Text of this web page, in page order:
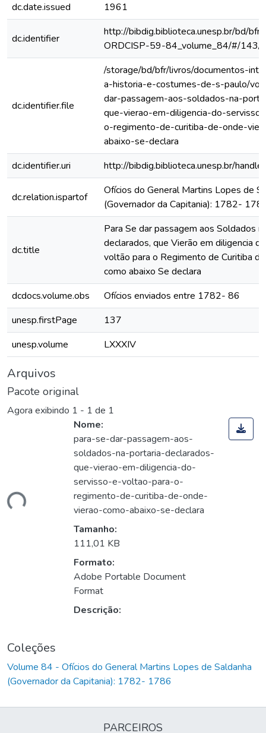
dc.date.issued
1961
dc.identifier
http://bibdig.biblioteca.unesp.br/bd/
ORDCISP-59-84_volume_84/#/143/
dc.identifier.file
/storage/bd/bfr/livros/documentos-
a-historia-e-costumes-de-s-paulo/
dar-passagem-aos-soldados-na-
que-vierao-em-diligencia-do-
o-regimento-de-curitiba-de-onde-
abaixo-se-declara
dc.identifier.uri
http://bibdig.biblioteca.unesp.br/
dc.relation.ispartof
Ofícios do General Martins Lopes de
(Governador da Capitania): 1782-
dc.title
Para Se dar passagem aos Soldados
declarados, que Vierão em diligencia
voltão para o Regimento de Curitiba
como abaixo Se declara
dcdocs.volume.obs
Ofícios enviados entre 1782- 86
unesp.firstPage
137
unesp.volume
LXXXIV
Arquivos
Pacote original
Agora exibindo 1 - 1 de 1
Nome:
para-se-dar-passagem-aos-
soldados-na-portaria-declarados-
que-vierao-em-diligencia-do-
servisso-e-voltao-para-o-
regimento-de-curitiba-de-onde-
vierao-como-abaixo-se-declara
Tamanho:
111,01 KB
Formato:
Adobe Portable Document
Format
Descrição:
Coleções
Volume 84 - Ofícios do General Martins Lopes de Saldanha
(Governador da Capitania): 1782- 1786
PARCEIROS